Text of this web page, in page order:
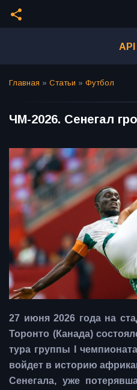
share
Главная » Статьи » Футбол
ЧМ-2026. Сенегал
27 июня 2026 года на
Торонто (Канада)
тура группы I
войдет в историю
Сенегала, уже